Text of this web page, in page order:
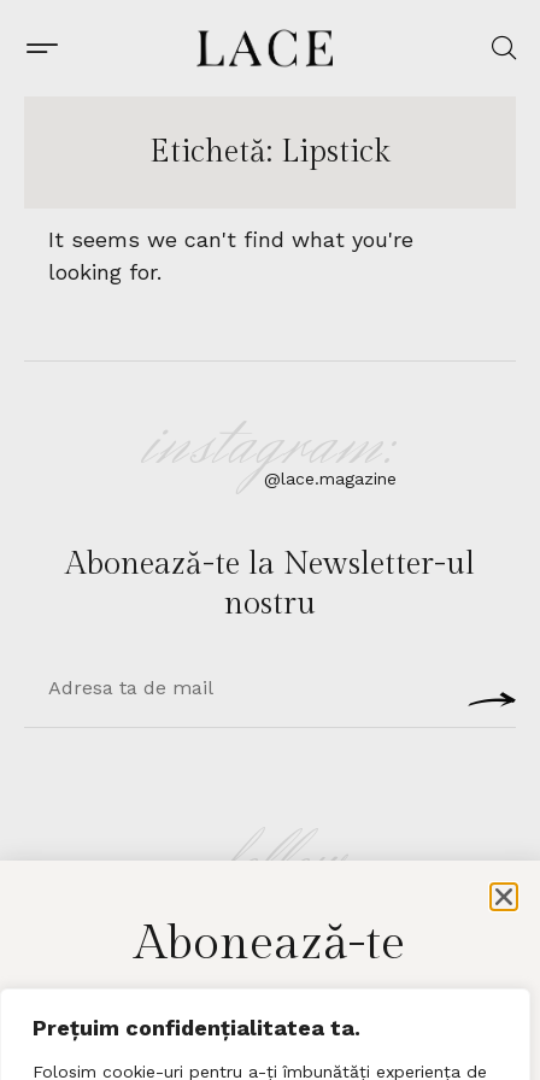
Prețuim confidențialitatea ta.
Folosim cookie-uri pentru a-ți îmbunătăți experiența de
Etichetă: Lipstick
It seems we can't find what you're
looking for.
instagram:
@lace.magazine
Abonează-te la Newsletter-ul
nostru​​
follow
LACE.MAGAZINE
Abonează-te